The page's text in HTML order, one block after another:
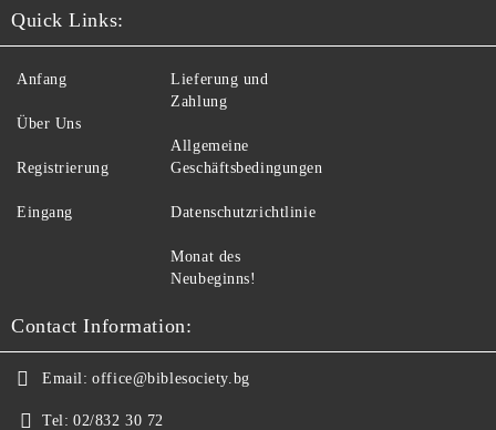
Quick Links:
Anfang
Über Uns
Registrierung
Eingang
Lieferung und
Zahlung
Allgemeine
Geschäftsbedingungen
Datenschutzrichtlinie
Monat des
Neubeginns!
Contact Information:
Email: office@biblesociety.bg
Tel: 02/832 30 72